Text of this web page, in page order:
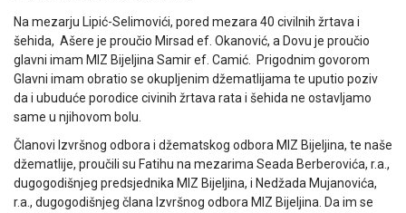
Na mezarju Lipić-Selimovići, pored mezara 40 civilnih žrtava i
šehida, Ašere je proučio Mirsad ef. Okanović, a Dovu je proučio
glavni imam MIZ Bijeljina Samir ef. Camić. Prigodnim govorom
Glavni imam obratio se okupljenim džematlijama te uputio poziv
da i ubuduće porodice civinih žrtava rata i šehida ne ostavljamo
same u njihovom bolu.
Članovi Izvršnog odbora i džematskog odbora MIZ Bijeljina, te naše
džematlije, proučili su Fatihu na mezarima Seada Berberovića, r.a.,
dugogodišnjeg predsjednika MIZ Bijeljina, i Nedžada Mujanovića,
r.a., dugogodišnjeg člana Izvršnog odbora MIZ Bijeljina. Da im se